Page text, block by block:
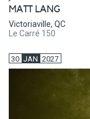
MATT LANG
Victoriaville, QC
Le Carré 150
30 JAN 2027